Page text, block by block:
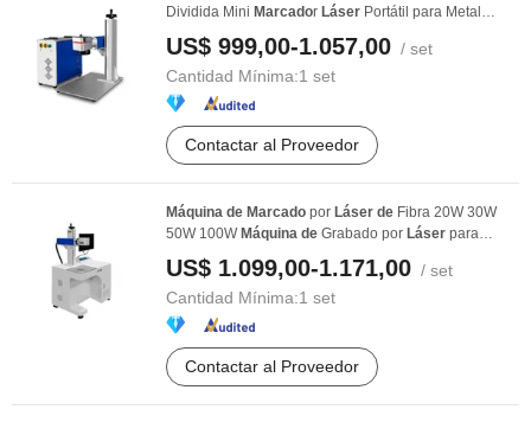
Dividida Mini Marcador Láser Portátil para Metal
Plástico ...
US$ 999,00-1.057,00 / set
Cantidad Mínima:1 set
Contactar al Proveedor
Máquina de Marcado por Láser de Fibra 20W 30W
50W 100W Máquina de Grabado por Láser para
Monedas ...
US$ 1.099,00-1.171,00 / set
Cantidad Mínima:1 set
Contactar al Proveedor